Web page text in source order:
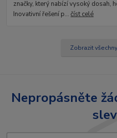
značky, který nabízí vysoký dosah,
Inovativní řešení p...číst celé
Zobrazit
Nepropásněte